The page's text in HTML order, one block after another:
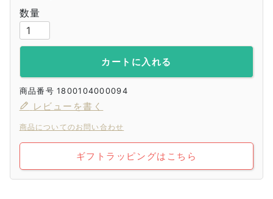
カートに入れる
商品番号 1800104000094
レビューを書く
商品についてのお問い合わせ
ギフトラッピングはこちら